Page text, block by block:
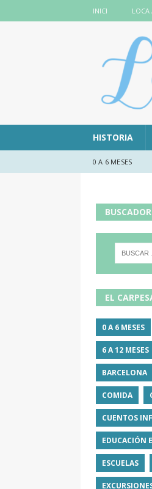
INICI LOCA
HISTORIA
0 A 6 MESES
EL
0 A 6 MESES
6 A 12 MESES
BARCELONA
COMIDA
CUENTOS
EDUCACIÓN
ESCUELAS